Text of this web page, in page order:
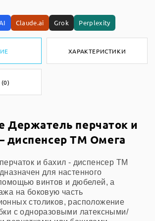
Claude.ai Grok Perplexity
ХАРАКТЕРИСТИКИ
Держатель перчаток и
диспенсер ТМ Омега
и бахил - диспенсер ТМ
для настенного
винтов и дюбелей, а
на боковую часть
столиков, расположение
с одноразовыми латексными/